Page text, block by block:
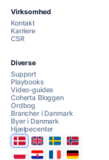
AI Campaign Assist
Virksomhed
Kontakt
Karriere
CSR
Diverse
Support
Playbooks
Video-guides
Coherta Bloggen
Ordbog
Brancher i Danmark
Byer i Danmark
Hjælpecenter
DanmarkUnited Kingdom
SverigeNorge
PolskaHrvatskaFranceDeutschland